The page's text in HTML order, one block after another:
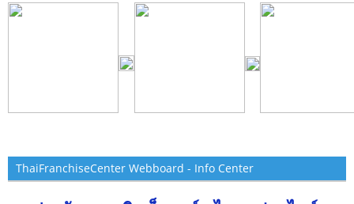
ThaiFranchiseCenter Webboard - Info Center